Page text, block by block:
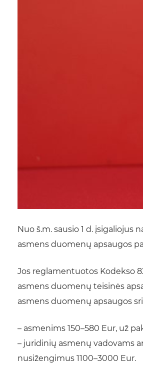
Nuo š.m. sausio 1 d.
asmens duomenų apsaugos
Jos reglamentuotos Kodekso
asmens duomenų teisinės
asmens duomenų apsaugos
– asmenims 150–580 Eur, už
– juridinių asmenų vadovams
nusižengimus 1100–3000 Eur.